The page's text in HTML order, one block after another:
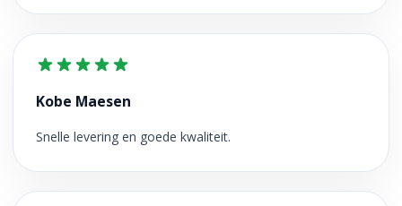
Kobe Maesen
Snelle levering en goede kwaliteit.